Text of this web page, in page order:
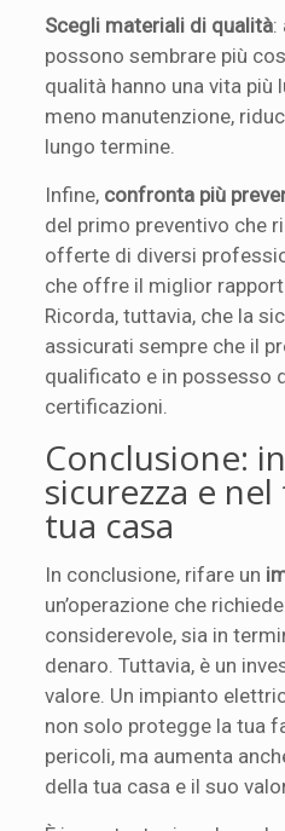
Scegli materiali di qualità:
possono sembrare più
qualità hanno una vita più
meno manutenzione,
lungo termine.
Infine, confronta più
del primo preventivo che
offerte di diversi
che offre il miglior
Ricorda, tuttavia, che la
assicurati sempre che il
qualificato e in possesso
certificazioni.
Conclusione:
sicurezza e
tua casa
In conclusione, rifare un
un’operazione che
considerevole, sia in
denaro. Tuttavia, è un
valore. Un impianto
non solo protegge la tua
pericoli, ma aumenta
della tua casa e il suo